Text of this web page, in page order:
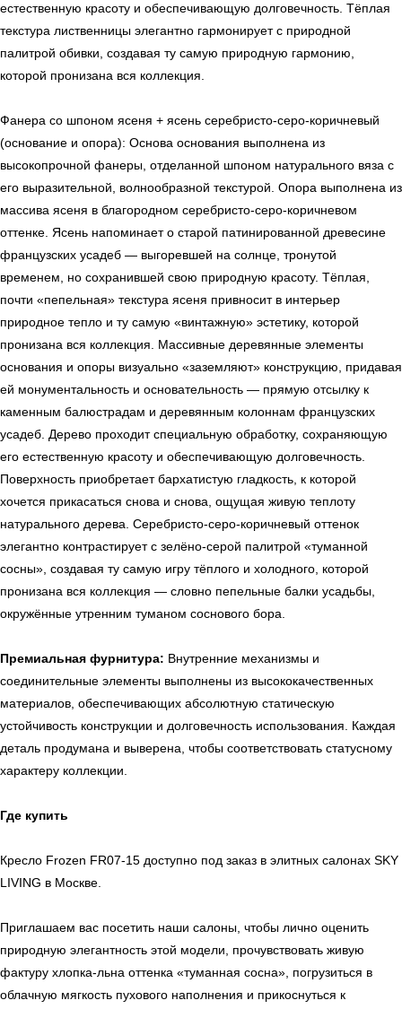
естественную красоту и обеспечивающую долговечность. Тёплая
текстура лиственницы элегантно гармонирует с природной
палитрой обивки, создавая ту самую природную гармонию,
которой пронизана вся коллекция.
Фанера со шпоном ясеня + ясень серебристо-серо-коричневый
(основание и опора): Основа основания выполнена из
высокопрочной фанеры, отделанной шпоном натурального вяза с
его выразительной, волнообразной текстурой. Опора выполнена из
массива ясеня в благородном серебристо-серо-коричневом
оттенке. Ясень напоминает о старой патинированной древесине
французских усадеб — выгоревшей на солнце, тронутой
временем, но сохранившей свою природную красоту. Тёплая,
почти «пепельная» текстура ясеня привносит в интерьер
природное тепло и ту самую «винтажную» эстетику, которой
пронизана вся коллекция. Массивные деревянные элементы
основания и опоры визуально «заземляют» конструкцию, придавая
ей монументальность и основательность — прямую отсылку к
каменным балюстрадам и деревянным колоннам французских
усадеб. Дерево проходит специальную обработку, сохраняющую
его естественную красоту и обеспечивающую долговечность.
Поверхность приобретает бархатистую гладкость, к которой
хочется прикасаться снова и снова, ощущая живую теплоту
натурального дерева. Серебристо-серо-коричневый оттенок
элегантно контрастирует с зелёно-серой палитрой «туманной
сосны», создавая ту самую игру тёплого и холодного, которой
пронизана вся коллекция — словно пепельные балки усадьбы,
окружённые утренним туманом соснового бора.
Премиальная фурнитура: Внутренние механизмы и
соединительные элементы выполнены из высококачественных
материалов, обеспечивающих абсолютную статическую
устойчивость конструкции и долговечность использования. Каждая
деталь продумана и выверена, чтобы соответствовать статусному
характеру коллекции.
Где купить
Кресло Frozen FR07-15 доступно под заказ в элитных салонах SKY
LIVING в Москве.
Приглашаем вас посетить наши салоны, чтобы лично оценить
природную элегантность этой модели, прочувствовать живую
фактуру хлопка-льна оттенка «туманная сосна», погрузиться в
облачную мягкость пухового наполнения и прикоснуться к
Панели
Сантехника
Свет
Декор
Монтаж
Оплата и доставка
БФ Возрождение
Блог
О нас
Мебель
Офисная мебель
Ковры
Политика конфиденциальности
+7 (958) 202-41-41
+7 (499) 916-60-66
+7 (932) 021-99-97
+7 (499) 916-60-10,
Политика возврата товаров
Sales@skyliving.ru
Ежедневно, с 10:00 до 21:00
(на основании ФЗ-149 "Об информации")